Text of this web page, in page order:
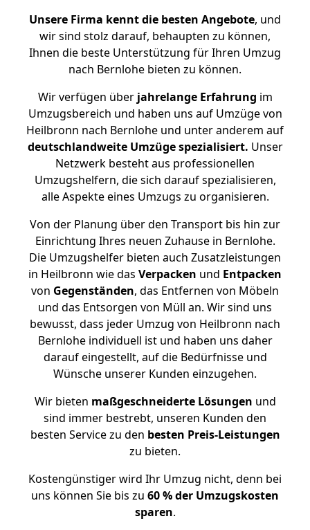
Unsere Firma kennt die besten Angebote, und
wir sind stolz darauf, behaupten zu können,
Ihnen die beste Unterstützung für Ihren Umzug
nach Bernlohe bieten zu können.
Wir verfügen überjahrelange Erfahrung im
Umzugsbereich und haben uns auf Umzüge von
Heilbronn nach Bernlohe und unter anderem auf
deutschlandweite Umzüge spezialisiert. Unser
Netzwerk besteht aus professionellen
Umzugshelfern, die sich darauf spezialisieren,
alle Aspekte eines Umzugs zu organisieren.
Von der Planung über den Transport bis hin zur
Einrichtung Ihres neuen Zuhause in Bernlohe.
Die Umzugshelfer bieten auch Zusatzleistungen
in Heilbronn wie das Verpacken und Entpacken
von Gegenständen, das Entfernen von Möbeln
und das Entsorgen von Müll an. Wir sind uns
bewusst, dass jeder Umzug von Heilbronn nach
Bernlohe individuell ist und haben uns daher
darauf eingestellt, auf die Bedürfnisse und
Wünsche unserer Kunden einzugehen.
Wir bieten maßgeschneiderte Lösungen und
sind immer bestrebt, unseren Kunden den
besten Service zu den besten Preis-Leistungen
zu bieten.
Kostengünstiger wird Ihr Umzug nicht, denn bei
uns können Sie bis zu 60 % der Umzugskosten
sparen.